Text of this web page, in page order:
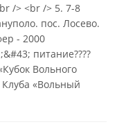
/> <br /> 5. 7-8
пос. Лосево.
- 2000
питание????
Вольного
«Вольный